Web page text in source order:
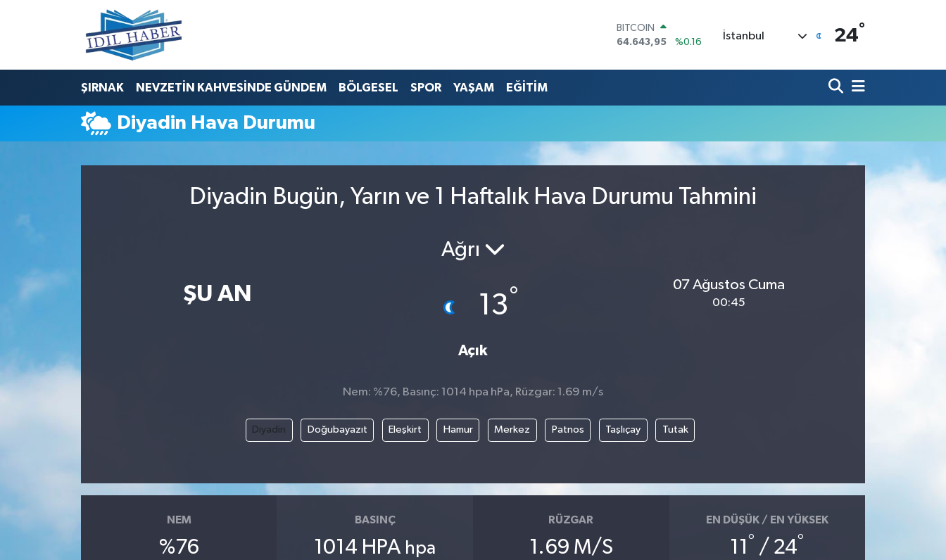
BITCOIN
64.643,95
%0.16
47,6704
%0
GRAM ALTIN
BİST100
İstanbul 24°
ŞIRNAK NEVZETİN KAHVESİNDE GÜNDEM BÖLGESEL SPOR YAŞAM EĞİTİM
Diyadin Hava Durumu
Diyadin Bugün, Yarın ve 1 Haftalık Hava Durumu Tahmini
ŞU AN
Ağrı
13°
Açık
07 Ağustos Cuma
00:45
Nem: %76, Basınç: 1014 hpa hPa, Rüzgar: 1.69 m/s
Diyadin Doğubayazıt Eleşkirt Hamur Merkez Patnos Taşlıçay Tutak
NEM
%76
BASINÇ
1014 HPA hpa
RÜZGAR
1.69 M/S
EN DÜŞÜK / EN YÜKSEK
11 ° / 24°
Nöbetçi Eczaneler
Hava Durumu
Trafik Durumu
Haber Arşivi